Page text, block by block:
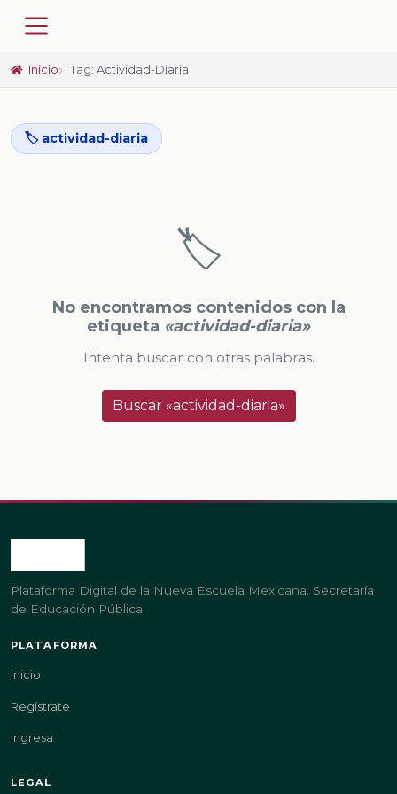
Inicio Tag: Actividad-Diaria
🏷️ actividad-diaria
🏷️
No encontramos contenidos con la
etiqueta «actividad-diaria»
Intenta buscar con otras palabras.
Buscar «actividad-diaria»
Plataforma Digital de la Nueva Escuela Mexicana. Secretaría
de Educación Pública.
PLATAFORMA
Inicio
Regístrate
Ingresa
LEGAL